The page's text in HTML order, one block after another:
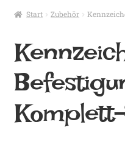
h
e
n
b
i
Start Zubehör